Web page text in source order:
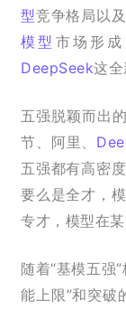
型竞争格局以
模型 市场形
DeepSeek这全
五强脱颖而出
节、阿里、
五强都有高密
要么是全才，
专才，模型在某
随着“基模五强
能上限”和突破